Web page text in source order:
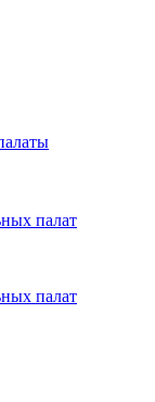
палат
палат